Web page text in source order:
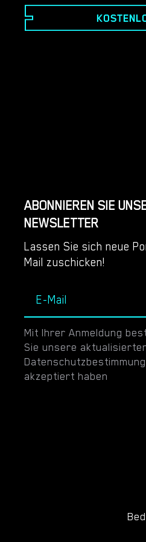
Paradies, während Sie
Kaskaden von „Kaisas
ein erfahrener Entdecker
ABONNIEREN SIE
NEWSLETTER
Lassen Sie sich neue
Mail zuschicken!
Mit Ihrer Anmeldung
Sie unsere
akzeptiert haben